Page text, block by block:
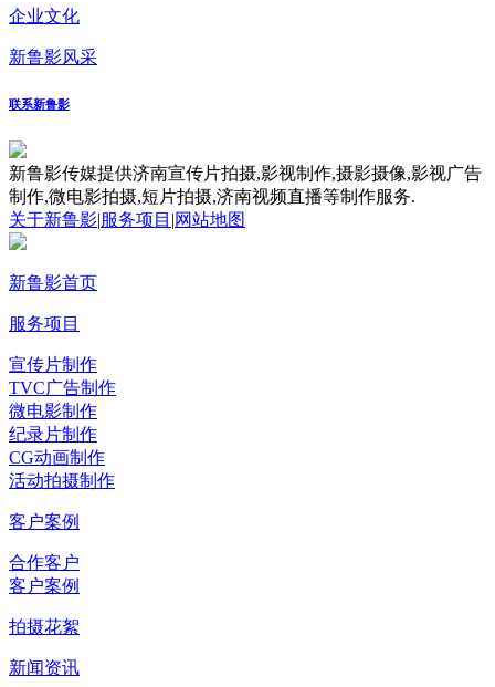
企业文化
新鲁影风采
联系新鲁影
新鲁影传媒提供济南宣传片拍摄,影视制作,摄影摄像,影视广告
制作,微电影拍摄,短片拍摄,济南视频直播等制作服务.
关于新鲁影|服务项目 |网站地图
新鲁影首页
服务项目
宣传片制作
TVC广告制作
微电影制作
纪录片制作
CG动画制作
活动拍摄制作
客户案例
合作客户
客户案例
拍摄花絮
新闻资讯